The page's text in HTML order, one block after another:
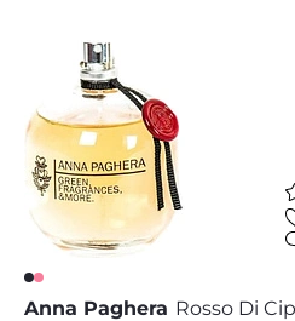
Anna Paghera Rosso Di